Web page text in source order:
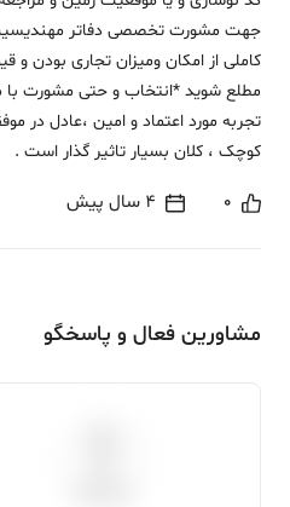
جهت مشورت تخصصی دفاتر مهندیسین
کاملی از امکان ومیزان تجاری بودن
مطلع شوید *انتخاب و حتی مشورت
تجربه مورد اعتماد و امین ،عادل در
کوچک ، کلان بسیار تاثیر گذار است .
0 4 سال پیش
مشاورین فعال و پاسخگو